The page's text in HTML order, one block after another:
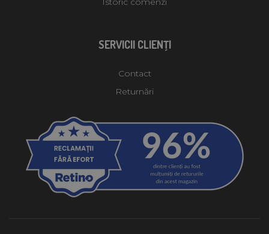
SERVICII CLIENŢI
Contact
Returnări